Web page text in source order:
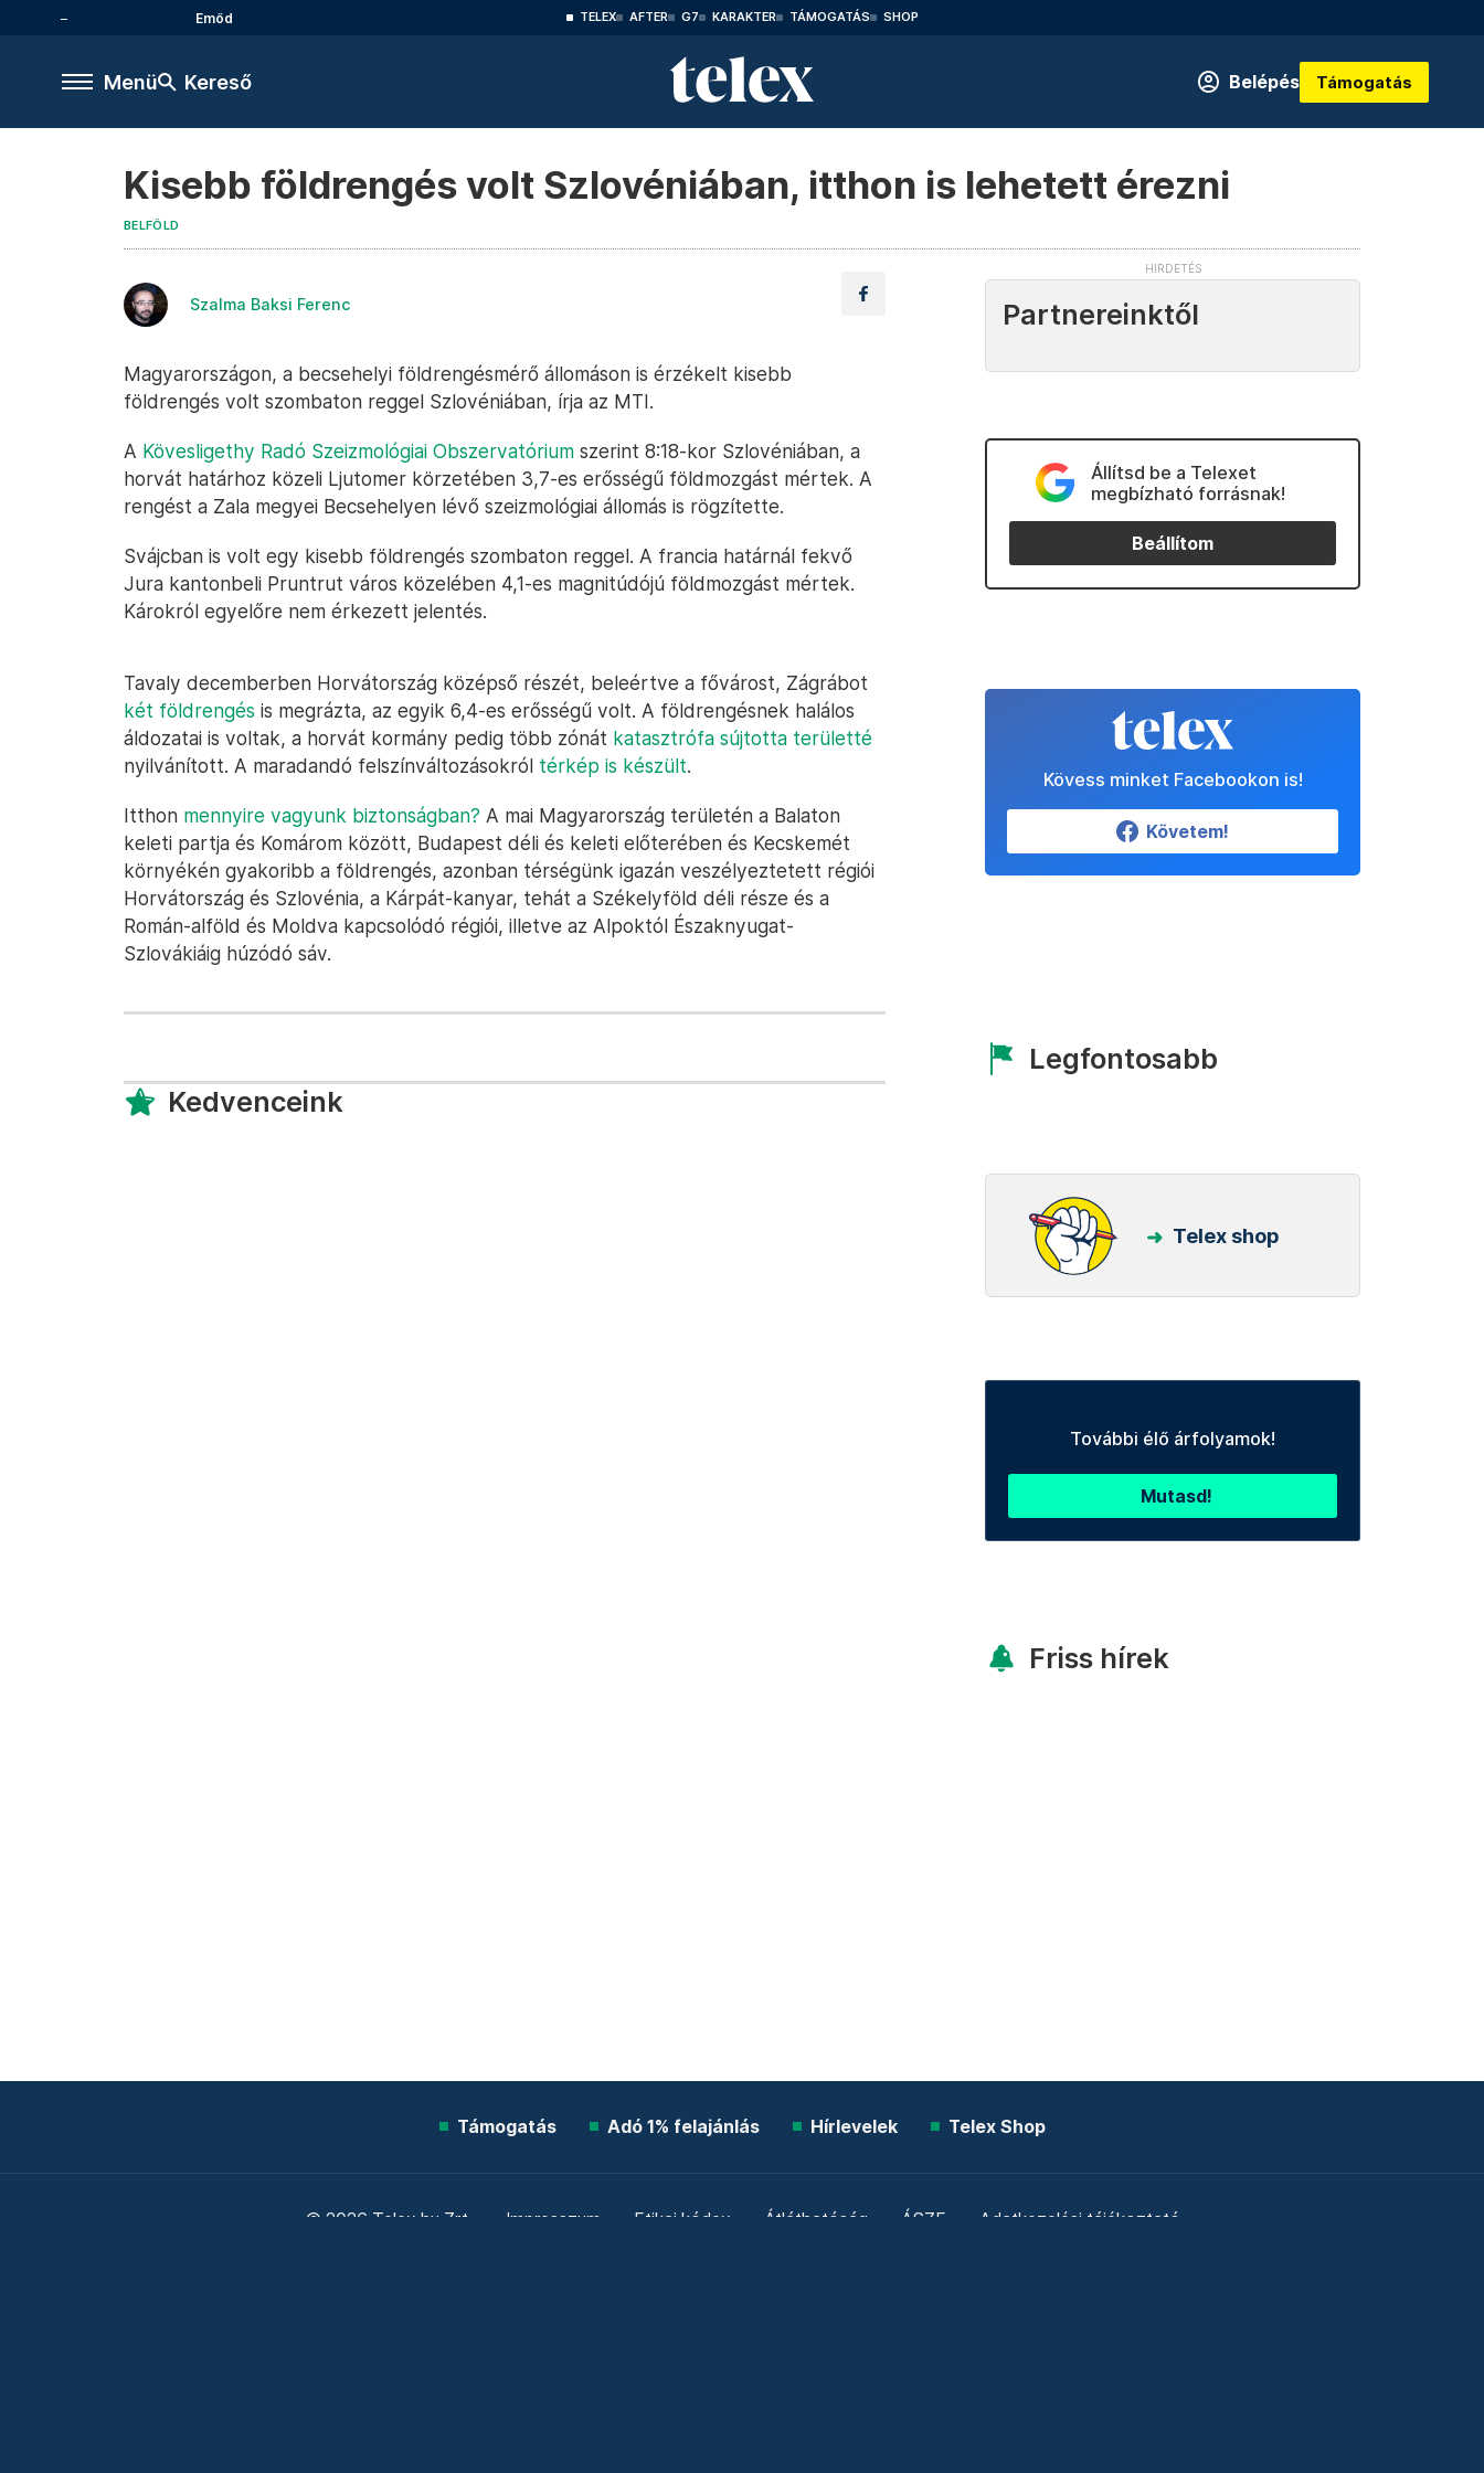
Emőd TELEX AFTER G7 KARAKTER TÁMOGATÁS SHOP
Menü Kereső Belépés Támogatás
Kisebb földrengés volt Szlovéniában, itthon is lehetett érezni
BELFÖLD
Szalma Baksi Ferenc
Magyarországon, a becsehelyi földrengésmérő állomáson is érzékelt kisebb
földrengés volt szombaton reggel Szlovéniában, írja az MTI.
A Kövesligethy Radó Szeizmológiai Obszervatórium szerint 8:18-kor Szlovéniában, a
horvát határhoz közeli Ljutomer körzetében 3,7-es erősségű földmozgást mértek. A
rengést a Zala megyei Becsehelyen lévő szeizmológiai állomás is rögzítette.
Svájcban is volt egy kisebb földrengés szombaton reggel. A francia határnál fekvő
Jura kantonbeli Pruntrut város közelében 4,1-es magnitúdójú földmozgást mértek.
Károkról egyelőre nem érkezett jelentés.
Tavaly decemberben Horvátország középső részét, beleértve a fővárost, Zágrábot
két földrengés is megrázta, az egyik 6,4-es erősségű volt. A földrengésnek halálos
áldozatai is voltak, a horvát kormány pedig több zónát katasztrófa sújtotta területté
nyilvánított. A maradandó felszínváltozásokról térkép is készült.
Itthon mennyire vagyunk biztonságban? A mai Magyarország területén a Balaton
keleti partja és Komárom között, Budapest déli és keleti előterében és Kecskemét
környékén gyakoribb a földrengés, azonban térségünk igazán veszélyeztetett régiói
Horvátország és Szlovénia, a Kárpát-kanyar, tehát a Székelyföld déli része és a
Román-alföld és Moldva kapcsolódó régiói, illetve az Alpoktól Északnyugat-
Szlovákiáig húzódó sáv.
Kedvenceink
Partnereinktől
Állítsd be a Telexet
megbízható forrásnak!
Beállítom
Kövess minket Facebookon is!
Követem!
Legfontosabb
Telex shop
További élő árfolyamok!
Mutasd!
Friss hírek
Támogatás Adó 1% felajánlás Hírlevelek Telex Shop
© 2026 Telex.hu Zrt. Impresszum Etikai kódex Átláthatóság ÁSZF Adatkezelési tájékoztató